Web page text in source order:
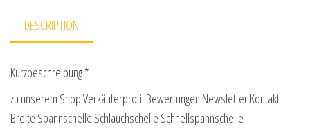
DESCRIPTION
Kurzbeschreibung *
zu unserem Shop Verkäuferprofil Bewertungen Newsletter Kontakt
Breite Spannschelle Schlauchschelle Schnellspannschelle